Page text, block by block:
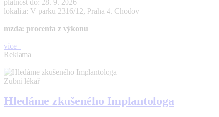
platnost do: 28. 9. 2026
lokalita: V parku 2316/12, Praha 4. Chodov
mzda: procenta z výkonu
více
Reklama
Zubní lékař
Hledáme zkušeného Implantologa